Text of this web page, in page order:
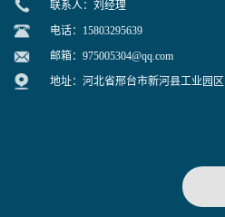
联系人：刘经理
电话：15803295639
邮箱： 975005304@qq.com
地址：河北省邢台市新河县工业园区